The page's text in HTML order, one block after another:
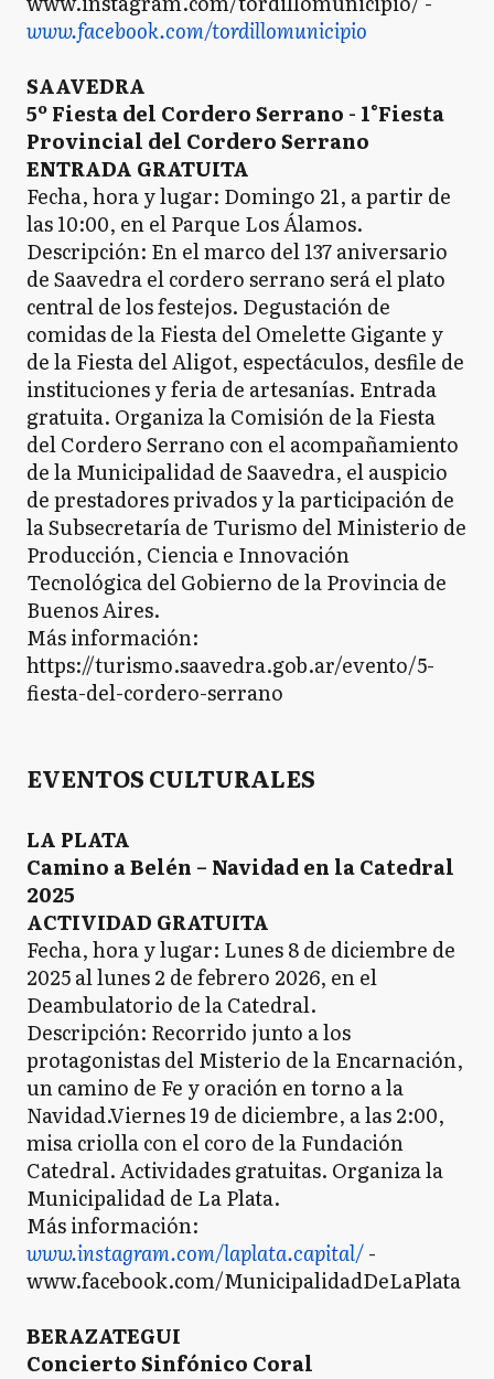
www.facebook.com/tordillomunicipio
SAAVEDRA
5º Fiesta del Cordero Serrano - 1°Fiesta
Provincial del Cordero Serrano
ENTRADA GRATUITA
Fecha, hora y lugar: Domingo 21, a partir de
las 10:00, en el Parque Los Álamos.
Descripción: En el marco del 137 aniversario
de Saavedra el cordero serrano será el plato
central de los festejos. Degustación de
comidas de la Fiesta del Omelette Gigante y
de la Fiesta del Aligot, espectáculos, desfile de
instituciones y feria de artesanías. Entrada
gratuita. Organiza la Comisión de la Fiesta
del Cordero Serrano con el acompañamiento
de la Municipalidad de Saavedra, el auspicio
de prestadores privados y la participación de
la Subsecretaría de Turismo del Ministerio de
Producción, Ciencia e Innovación
Tecnológica del Gobierno de la Provincia de
Buenos Aires.
Más información:
https://turismo.saavedra.gob.ar/evento/5-
fiesta-del-cordero-serrano
EVENTOS CULTURALES
LA PLATA
Camino a Belén – Navidad en la Catedral
2025
ACTIVIDAD GRATUITA
Fecha, hora y lugar: Lunes 8 de diciembre de
2025 al lunes 2 de febrero 2026, en el
Deambulatorio de la Catedral.
Descripción: Recorrido junto a los
protagonistas del Misterio de la Encarnación,
un camino de Fe y oración en torno a la
Navidad.Viernes 19 de diciembre, a las 2:00,
misa criolla con el coro de la Fundación
Catedral. Actividades gratuitas. Organiza la
Municipalidad de La Plata.
Más información:
www.instagram.com/laplata.capital/-
www.facebook.com/MunicipalidadDeLaPlata
BERAZATEGUI
Concierto Sinfónico Coral